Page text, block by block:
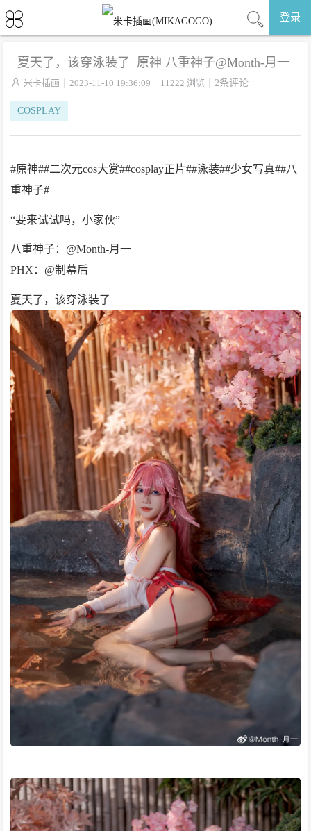
登录
夏天了，该穿泳装了 ​​​ 原神 八重神子@Month-月一
 米卡插画 2023-11-10 19:36:09 11222 浏览 2条评论
COSPLAY
#原神##二次元cos大赏##cosplay正片##泳装##少女写真##八
重神子#
“要来试试吗，小家伙”
八重神子：@Month-月一
PHX：@制幕后
夏天了，该穿泳装了 ​​​